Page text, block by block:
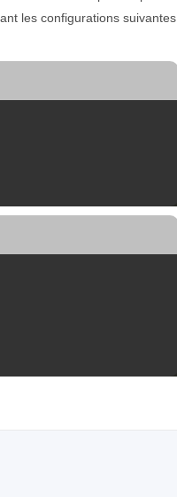
les configurations suivantes